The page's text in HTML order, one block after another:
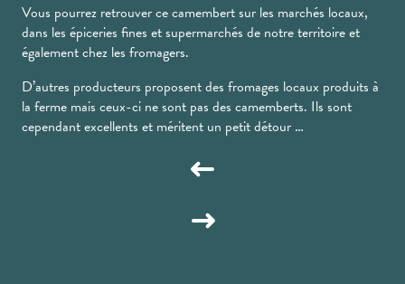
Vous pourrez retrouver ce camembert sur les marchés locaux,
dans les épiceries fines et supermarchés de notre territoire et
également chez les fromagers.
D’autres producteurs proposent des fromages locaux produits à
la ferme mais ceux-ci ne sont pas des camemberts. Ils sont
cependant excellents et méritent un petit détour …